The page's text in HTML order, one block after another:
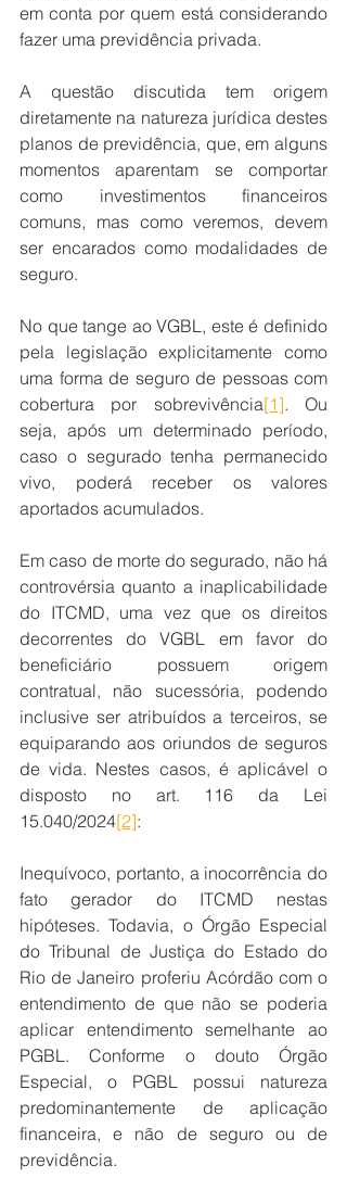
em conta por quem está considerando
fazer uma previdência privada.
A questão discutida tem origem
diretamente na natureza jurídica destes
planos de previdência, que, em alguns
momentos aparentam se comportar
como investimentos financeiros
comuns, mas como veremos, devem
ser encarados como modalidades de
seguro.
No que tange ao VGBL, este é definido
pela legislação explicitamente como
uma forma de seguro de pessoas com
cobertura por sobrevivência[1]. Ou
seja, após um determinado período,
caso o segurado tenha permanecido
vivo, poderá receber os valores
aportados acumulados.
Em caso de morte do segurado, não há
controvérsia quanto a inaplicabilidade
do ITCMD, uma vez que os direitos
decorrentes do VGBL em favor do
beneficiário possuem origem
contratual, não sucessória, podendo
inclusive ser atribuídos a terceiros, se
equiparando aos oriundos de seguros
de vida. Nestes casos, é aplicável o
disposto no art. 116 da Lei
15.040/2024[2]:
Inequívoco, portanto, a inocorrência do
fato gerador do ITCMD nestas
hipóteses. Todavia, o Órgão Especial
do Tribunal de Justiça do Estado do
Rio de Janeiro proferiu Acórdão com o
entendimento de que não se poderia
aplicar entendimento semelhante ao
PGBL. Conforme o douto Órgão
Especial, o PGBL possui natureza
predominantemente de aplicação
financeira, e não de seguro ou de
previdência.